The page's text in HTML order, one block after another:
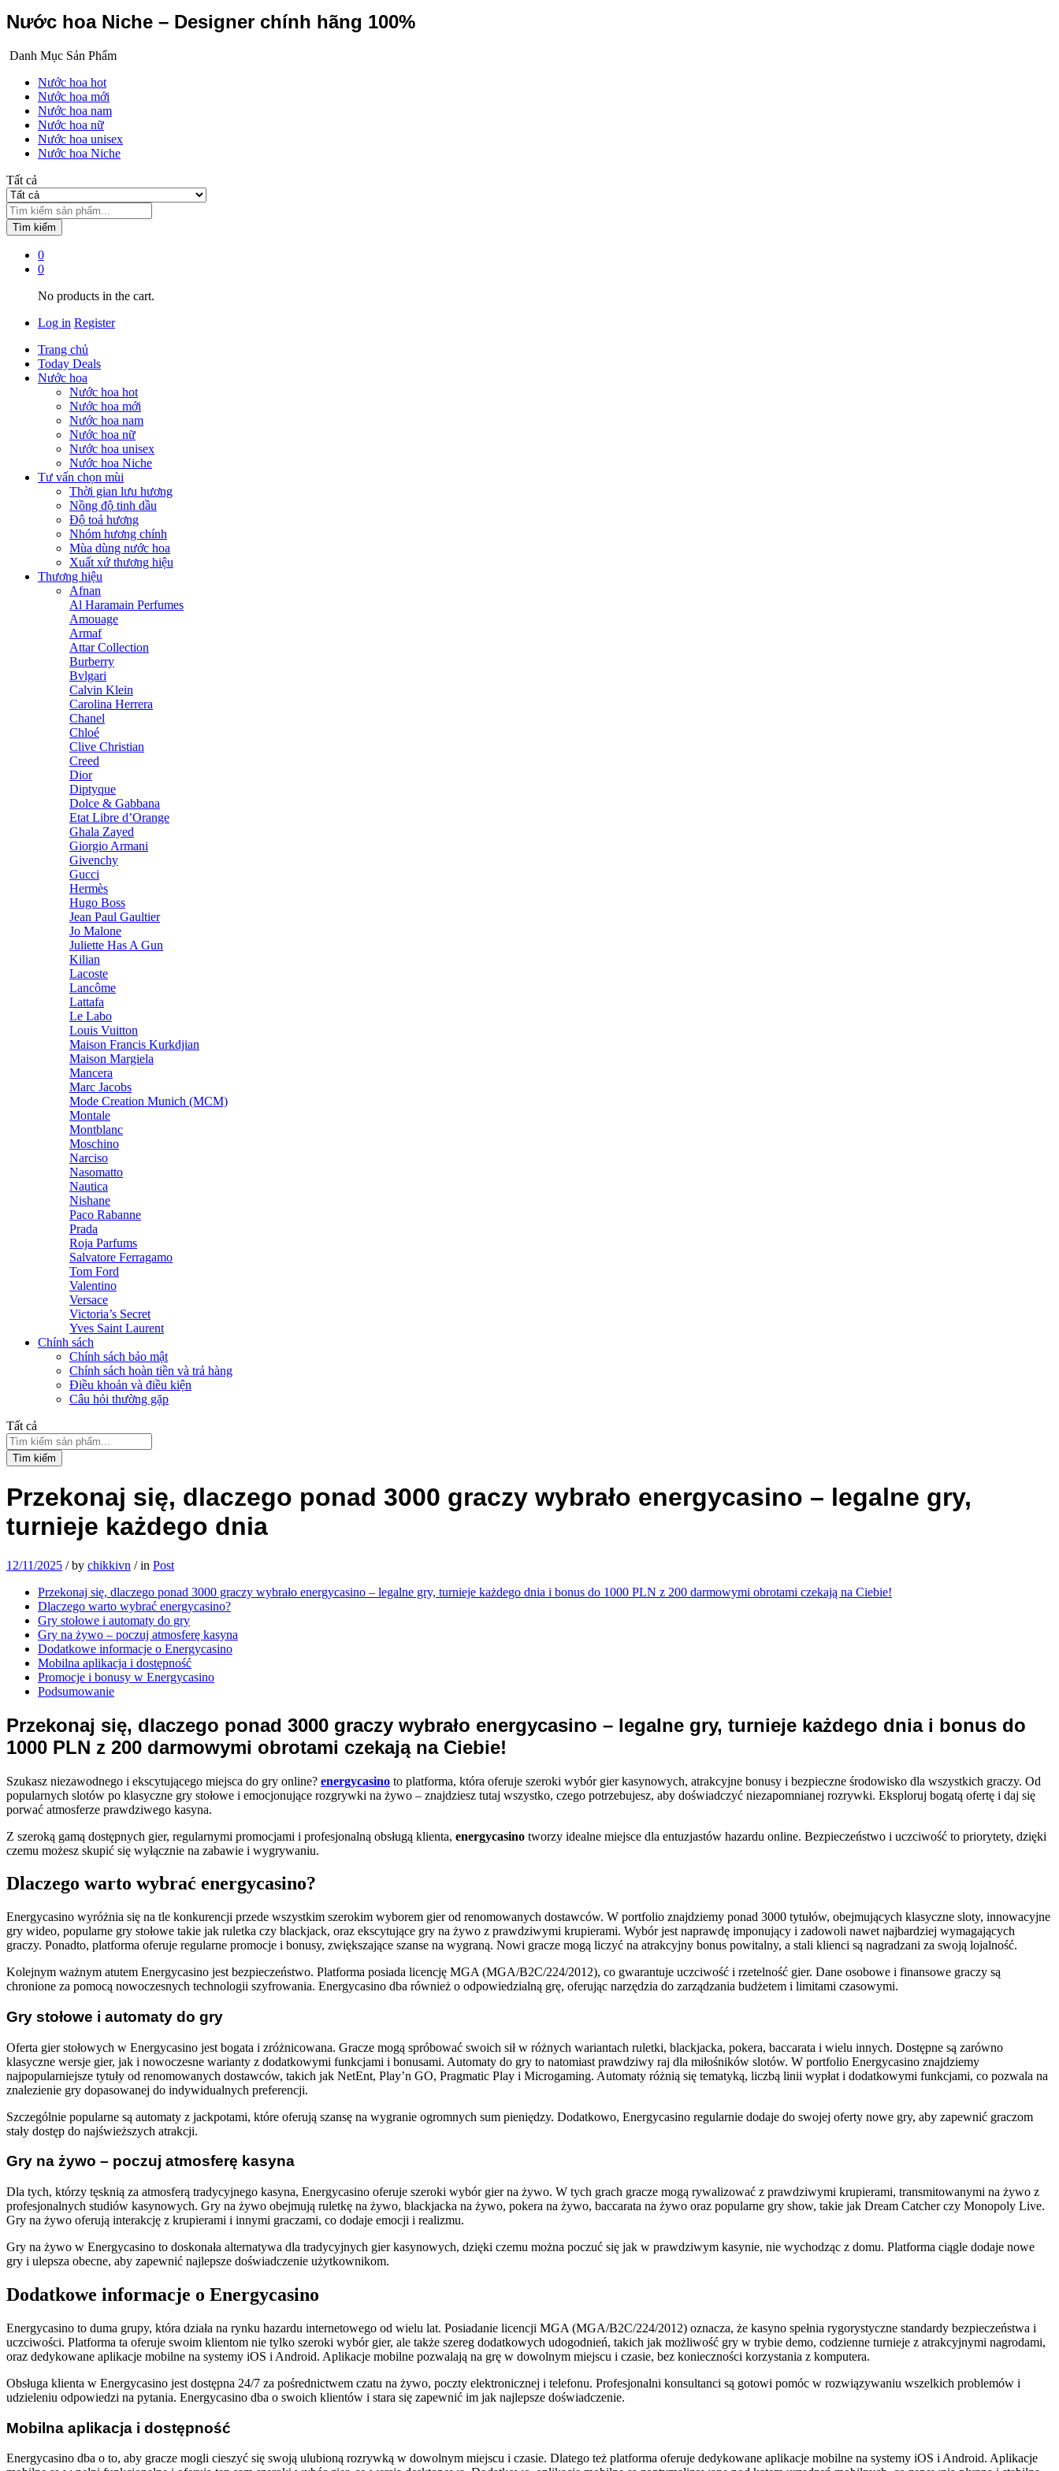
Nước hoa Niche – Designer chính hãng 100%
Danh Mục Sản Phẩm
Nước hoa hot
Nước hoa mới
Nước hoa nam
Nước hoa nữ
Nước hoa unisex
Nước hoa Niche
Tất cả
Tìm kiếm
0
0
No products in the cart.
Log in Register
Trang chủ
Today Deals
Nước hoa
Nước hoa hot
Nước hoa mới
Nước hoa nam
Nước hoa nữ
Nước hoa unisex
Nước hoa Niche
Tư vấn chọn mùi
Thời gian lưu hương
Nồng độ tinh dầu
Độ toả hương
Nhóm hương chính
Mùa dùng nước hoa
Xuất xứ thương hiệu
Thương hiệu
Afnan
Al Haramain Perfumes
Amouage
Armaf
Attar Collection
Burberry
Bvlgari
Calvin Klein
Carolina Herrera
Chanel
Chloé
Clive Christian
Creed
Dior
Diptyque
Dolce & Gabbana
Etat Libre d’Orange
Ghala Zayed
Giorgio Armani
Givenchy
Gucci
Hermès
Hugo Boss
Jean Paul Gaultier
Jo Malone
Juliette Has A Gun
Kilian
Lacoste
Lancôme
Lattafa
Le Labo
Louis Vuitton
Maison Francis Kurkdjian
Maison Margiela
Mancera
Marc Jacobs
Mode Creation Munich (MCM)
Montale
Montblanc
Moschino
Narciso
Nasomatto
Nautica
Nishane
Paco Rabanne
Prada
Roja Parfums
Salvatore Ferragamo
Tom Ford
Valentino
Versace
Victoria’s Secret
Yves Saint Laurent
Chính sách
Chính sách bảo mật
Chính sách hoàn tiền và trả hàng
Điều khoản và điều kiện
Câu hỏi thường gặp
Tất cả
Tìm kiếm
Przekonaj się, dlaczego ponad 3000 graczy wybrało energycasino – legalne gry,
turnieje każdego dnia
12/11/2025 /by chikkivn /in Post
Przekonaj się, dlaczego ponad 3000 graczy wybrało energycasino – legalne gry, turnieje każdego dnia i bonus do 1000 PLN z 200 darmowymi obrotami czekają na Ciebie!
Dlaczego warto wybrać energycasino?
Gry stołowe i automaty do gry
Gry na żywo – poczuj atmosferę kasyna
Dodatkowe informacje o Energycasino
Mobilna aplikacja i dostępność
Promocje i bonusy w Energycasino
Podsumowanie
Przekonaj się, dlaczego ponad 3000 graczy wybrało energycasino – legalne gry, turnieje każdego dnia i bonus do
1000 PLN z 200 darmowymi obrotami czekają na Ciebie!
Szukasz niezawodnego i ekscytującego miejsca do gry online? energycasino to platforma, która oferuje szeroki wybór gier kasynowych, atrakcyjne bonusy i bezpieczne środowisko dla wszystkich graczy. Od
popularnych slotów po klasyczne gry stołowe i emocjonujące rozgrywki na żywo – znajdziesz tutaj wszystko, czego potrzebujesz, aby doświadczyć niezapomnianej rozrywki. Eksploruj bogatą ofertę i daj się
porwać atmosferze prawdziwego kasyna.
Z szeroką gamą dostępnych gier, regularnymi promocjami i profesjonalną obsługą klienta, energycasino tworzy idealne miejsce dla entuzjastów hazardu online. Bezpieczeństwo i uczciwość to priorytety, dzięki
czemu możesz skupić się wyłącznie na zabawie i wygrywaniu.
Dlaczego warto wybrać energycasino?
Energycasino wyróżnia się na tle konkurencji przede wszystkim szerokim wyborem gier od renomowanych dostawców. W portfolio znajdziemy ponad 3000 tytułów, obejmujących klasyczne sloty, innowacyjne
gry wideo, popularne gry stołowe takie jak ruletka czy blackjack, oraz ekscytujące gry na żywo z prawdziwymi krupierami. Wybór jest naprawdę imponujący i zadowoli nawet najbardziej wymagających
graczy. Ponadto, platforma oferuje regularne promocje i bonusy, zwiększające szanse na wygraną. Nowi gracze mogą liczyć na atrakcyjny bonus powitalny, a stali klienci są nagradzani za swoją lojalność.
Kolejnym ważnym atutem Energycasino jest bezpieczeństwo. Platforma posiada licencję MGA (MGA/B2C/224/2012), co gwarantuje uczciwość i rzetelność gier. Dane osobowe i finansowe graczy są
chronione za pomocą nowoczesnych technologii szyfrowania. Energycasino dba również o odpowiedzialną grę, oferując narzędzia do zarządzania budżetem i limitami czasowymi.
Gry stołowe i automaty do gry
Oferta gier stołowych w Energycasino jest bogata i zróżnicowana. Gracze mogą spróbować swoich sił w różnych wariantach ruletki, blackjacka, pokera, baccarata i wielu innych. Dostępne są zarówno
klasyczne wersje gier, jak i nowoczesne warianty z dodatkowymi funkcjami i bonusami. Automaty do gry to natomiast prawdziwy raj dla miłośników slotów. W portfolio Energycasino znajdziemy
najpopularniejsze tytuły od renomowanych dostawców, takich jak NetEnt, Play’n GO, Pragmatic Play i Microgaming. Automaty różnią się tematyką, liczbą linii wypłat i dodatkowymi funkcjami, co pozwala na
znalezienie gry dopasowanej do indywidualnych preferencji.
Szczególnie popularne są automaty z jackpotami, które oferują szansę na wygranie ogromnych sum pieniędzy. Dodatkowo, Energycasino regularnie dodaje do swojej oferty nowe gry, aby zapewnić graczom
stały dostęp do najświeższych atrakcji.
Gry na żywo – poczuj atmosferę kasyna
Dla tych, którzy tęsknią za atmosferą tradycyjnego kasyna, Energycasino oferuje szeroki wybór gier na żywo. W tych grach gracze mogą rywalizować z prawdziwymi krupierami, transmitowanymi na żywo z
profesjonalnych studiów kasynowych. Gry na żywo obejmują ruletkę na żywo, blackjacka na żywo, pokera na żywo, baccarata na żywo oraz popularne gry show, takie jak Dream Catcher czy Monopoly Live.
Gry na żywo oferują interakcję z krupierami i innymi graczami, co dodaje emocji i realizmu.
Gry na żywo w Energycasino to doskonała alternatywa dla tradycyjnych gier kasynowych, dzięki czemu można poczuć się jak w prawdziwym kasynie, nie wychodząc z domu. Platforma ciągle dodaje nowe
gry i ulepsza obecne, aby zapewnić najlepsze doświadczenie użytkownikom.
Dodatkowe informacje o Energycasino
Energycasino to duma grupy, która działa na rynku hazardu internetowego od wielu lat. Posiadanie licencji MGA (MGA/B2C/224/2012) oznacza, że kasyno spełnia rygorystyczne standardy bezpieczeństwa i
uczciwości. Platforma ta oferuje swoim klientom nie tylko szeroki wybór gier, ale także szereg dodatkowych udogodnień, takich jak możliwość gry w trybie demo, codzienne turnieje z atrakcyjnymi nagrodami,
oraz dedykowane aplikacje mobilne na systemy iOS i Android. Aplikacje mobilne pozwalają na grę w dowolnym miejscu i czasie, bez konieczności korzystania z komputera.
Obsługa klienta w Energycasino jest dostępna 24/7 za pośrednictwem czatu na żywo, poczty elektronicznej i telefonu. Profesjonalni konsultanci są gotowi pomóc w rozwiązywaniu wszelkich problemów i
udzieleniu odpowiedzi na pytania. Energycasino dba o swoich klientów i stara się zapewnić im jak najlepsze doświadczenie.
Mobilna aplikacja i dostępność
Energycasino dba o to, aby gracze mogli cieszyć się swoją ulubioną rozrywką w dowolnym miejscu i czasie. Dlatego też platforma oferuje dedykowane aplikacje mobilne na systemy iOS i Android. Aplikacje